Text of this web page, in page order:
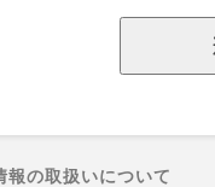
報の取扱いについて